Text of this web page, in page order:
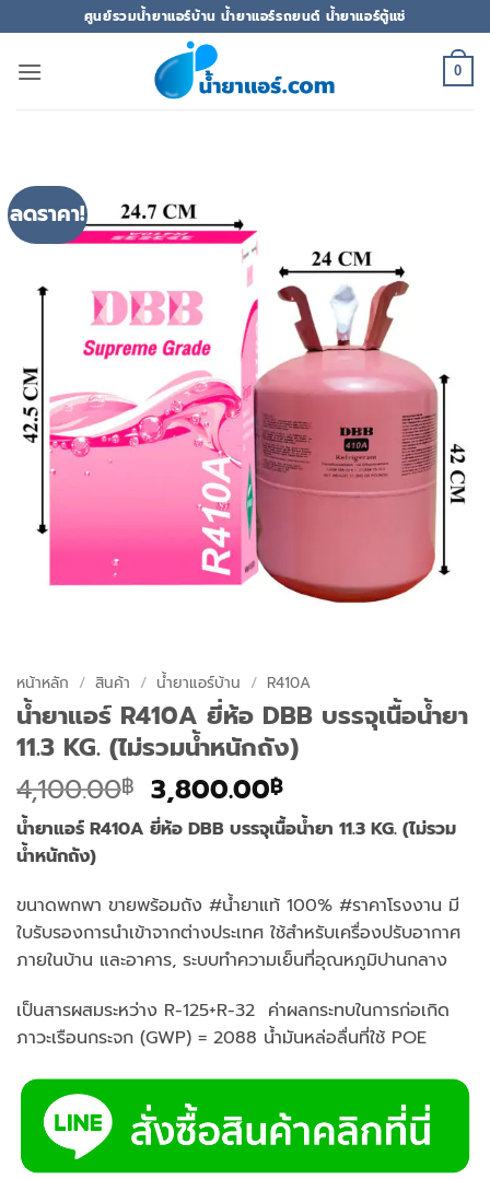
ไป
ยัง
ศูนย์รวมน้ำยาแอร์บ้าน น้ำยาแอร์รถยนต์ น้ำยาแอร์ตู้แช่
0
ลดราคา!
หน้าหลัก / สินค้า / น้ำยาแอร์บ้าน / R410A
น้ำยาแอร์ R410A ยี่ห้อ DBB บรรจุเนื้อน้ำยา
11.3 KG. (ไม่รวมน้ำหนักถัง)
4,100.00฿ Original
price
was:
3,800.00฿Current
price
is:
น้ำยาแอร์ R410A ยี่ห้อ DBB บรรจุเนื้อน้ำยา 11.3 KG. (ไม่รวม
น้ำหนักถัง)
ขนาดพกพา ขายพร้อมถัง #น้ำยาแท้ 100% #ราคาโรงงาน มี
ใบรับรองการนำเข้าจากต่างประเทศ ใช้สำหรับเครื่องปรับอากาศ
ภายในบ้าน และอาคาร, ระบบทำความเย็นที่อุณหภูมิปานกลาง
เป็นสารผสมระหว่าง R-125+R-32 ค่าผลกระทบในการก่อเกิด
ภาวะเรือนกระจก (GWP) = 2088 น้ำมันหล่อลื่นที่ใช้ POE